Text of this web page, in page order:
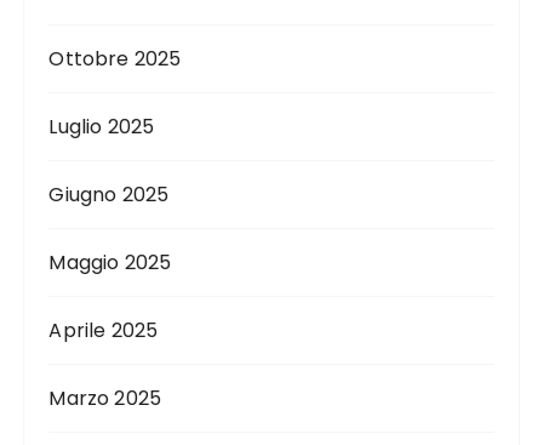
Ottobre 2025
Luglio 2025
Giugno 2025
Maggio 2025
Aprile 2025
Marzo 2025